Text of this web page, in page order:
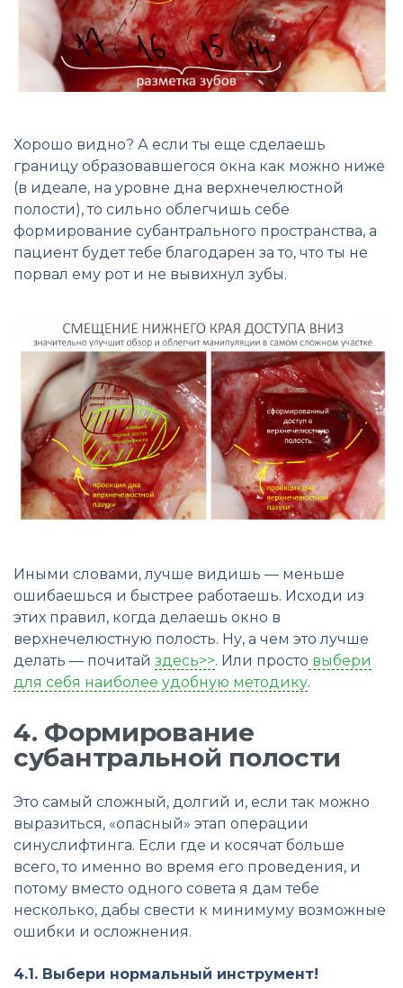
Хорошо видно? А если ты еще сделаешь
границу образовавшегося окна как можно ниже
(в идеале, на уровне дна верхнечелюстной
полости), то сильно облегчишь себе
формирование субантрального пространства, а
пациент будет тебе благодарен за то, что ты не
порвал ему рот и не вывихнул зубы.
Иными словами, лучше видишь — меньше
ошибаешься и быстрее работаешь. Исходи из
этих правил, когда делаешь окно в
верхнечелюстную полость. Ну, а чем это лучше
делать — почитай здесь>>. Или просто выбери
для себя наиболее удобную методику.
4. Формирование
субантральной полости
Это самый сложный, долгий и, если так можно
выразиться, «опасный» этап операции
синуслифтинга. Если где и косячат больше
всего, то именно во время его проведения, и
потому вместо одного совета я дам тебе
несколько, дабы свести к минимуму возможные
ошибки и осложнения.
4.1. Выбери нормальный инструмент!